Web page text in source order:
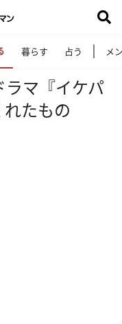
暮らす 占う メ
マ『イケパ
たもの